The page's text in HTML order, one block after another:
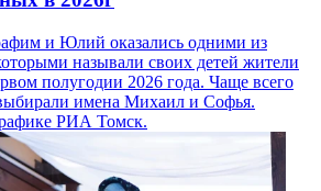
и Юлий оказались одними из
называли своих детей жители
полугодии 2026 года. Чаще всего
имена Михаил и Софья.
РИА Томск.